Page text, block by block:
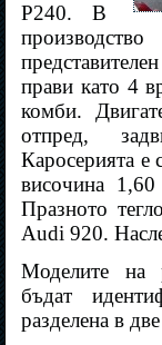
P240. В
прави като 4
комби.
отпред,
Каросерията
височина
Празното
Audi 920.
Моделите на
бъдат
разделена в